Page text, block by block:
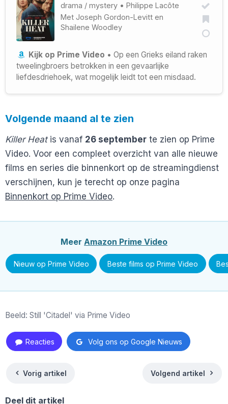
drama / mystery • Philippe Lacôte
Met Joseph Gordon-Levitt en
Shailene Woodley
Kijk op Prime Video • Op een Grieks eiland raken
tweelingbroers betrokken in een gevaarlijke
liefdesdriehoek, wat mogelijk leidt tot een misdaad.
Volgende maand al te zien
Killer Heatis vanaf 26 september te zien op Prime
Video. Voor een compleet overzicht van alle nieuwe
films en series die binnenkort op de streamingdienst
verschijnen, kun je terecht op onze pagina
Binnenkort op Prime Video.
Meer Amazon Prime Video
Nieuw op Prime Video Beste films op Prime Video
Beeld: Still 'Citadel' via Prime Video
Reacties Volg ons op Google Nieuws
Vorig artikel Volgend artikel
Deel dit artikel